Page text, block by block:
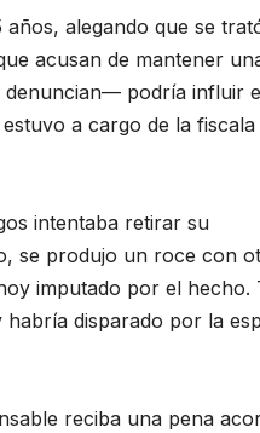
alegando que se
acusan de mantener
denuncian— podría influir
a cargo de la fiscala
intentaba retirar su
se produjo un roce con
imputado por el hecho.
disparado por la
reciba una pena